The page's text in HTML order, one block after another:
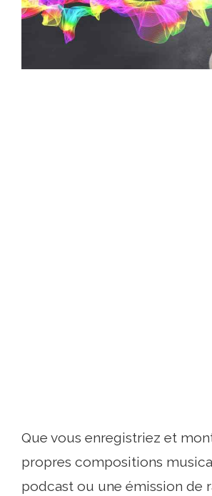
Que vous enregistriez et
propres compositions
podcast ou une émission de